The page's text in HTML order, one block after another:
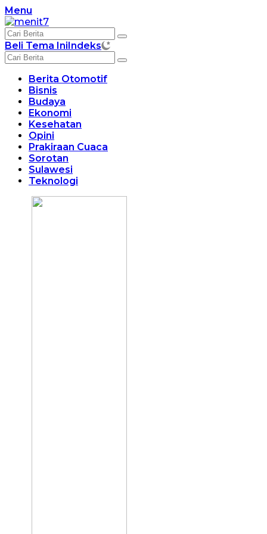
Langsung
ke
konten
Menu
Beli Tema IniIndeks
Berita Otomotif
Bisnis
Budaya
Ekonomi
Kesehatan
Opini
Prakiraan Cuaca
Sorotan
Sulawesi
Teknologi